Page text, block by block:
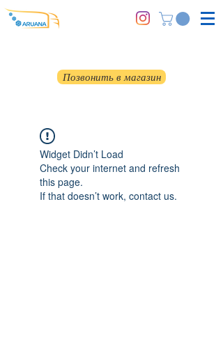
Позвонить в магазин
Widget Didn’t Load
Check your internet and refresh
this page.
If that doesn’t work, contact us.